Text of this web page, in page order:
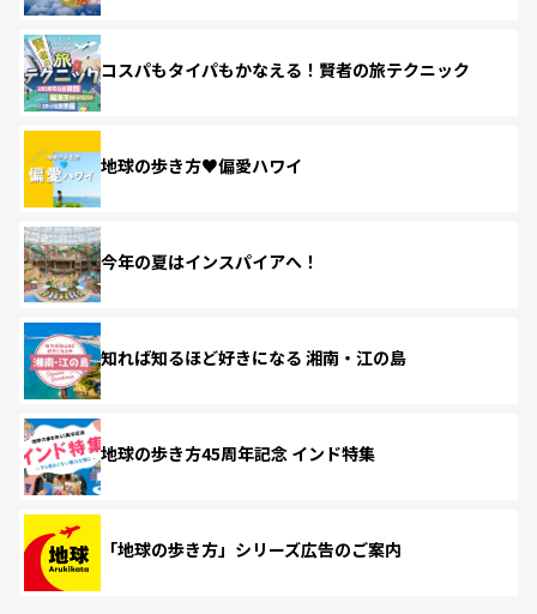
コスパもタイパもかなえる！賢者の旅テクニック
地球の歩き方♥偏愛ハワイ
今年の夏はインスパイアへ！
知れば知るほど好きになる 湘南・江の島
地球の歩き方45周年記念 インド特集
「地球の歩き方」シリーズ広告のご案内